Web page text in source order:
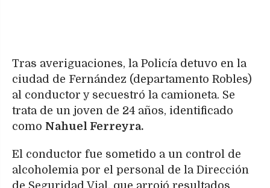
Tras averiguaciones, la Policía detuvo en la
ciudad de Fernández (departamento Robles)
al conductor y secuestró la camioneta. Se
trata de un joven de 24 años, identificado
como Nahuel Ferreyra.
El conductor fue sometido a un control de
alcoholemia por el personal de la Dirección
de Seguridad Vial, que arrojó resultados